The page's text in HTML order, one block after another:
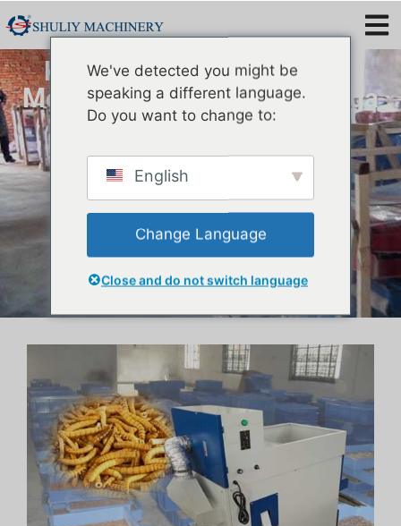
Kitenganishi cha Tenebrio
Molitor | Mashine ya Kupanga
We've detected you might be
speaking a different language.
Do you want to change to:
English
Change Language
Close and do not switch language